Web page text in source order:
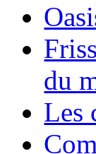
du
Les